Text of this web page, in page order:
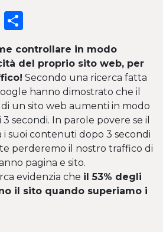
Messenger
controllare in modo
del proprio sito web, per
Secondo una ricerca fatta
hanno dimostrato che il
un sito web aumenti in modo
secondi. In parole povere se il
i suoi contenuti dopo 3 secondi
perderemo il nostro traffico di
pagina e sito.
evidenzia che il 53% degli
il sito quando superiamo i